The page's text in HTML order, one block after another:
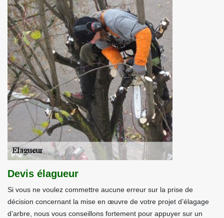
Devis élagueur
Si vous ne voulez commettre aucune erreur sur la prise de
décision concernant la mise en œuvre de votre projet d’élagage
d’arbre, nous vous conseillons fortement pour appuyer sur un